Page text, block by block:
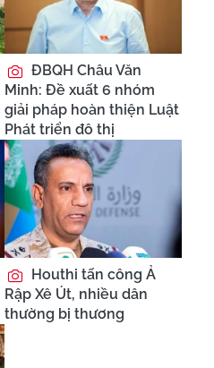
ĐBQH Châu Văn
Minh: Đề xuất 6 nhóm
giải pháp hoàn thiện Luật
Phát triển đô thị
Houthi tấn công Ả
Rập Xê Út, nhiều dân
thường bị thương